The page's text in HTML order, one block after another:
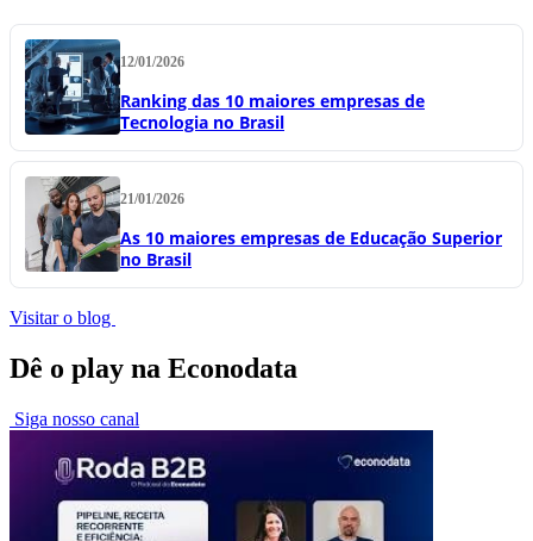
12/01/2026
Ranking das 10 maiores empresas de
Tecnologia no Brasil
21/01/2026
As 10 maiores empresas de Educação Superior
no Brasil
Visitar o blog
Dê o play na Econodata
Siga nosso canal